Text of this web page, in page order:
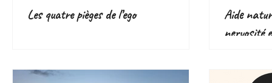
Les quatre pièges de l’ego
Aide
nervosité